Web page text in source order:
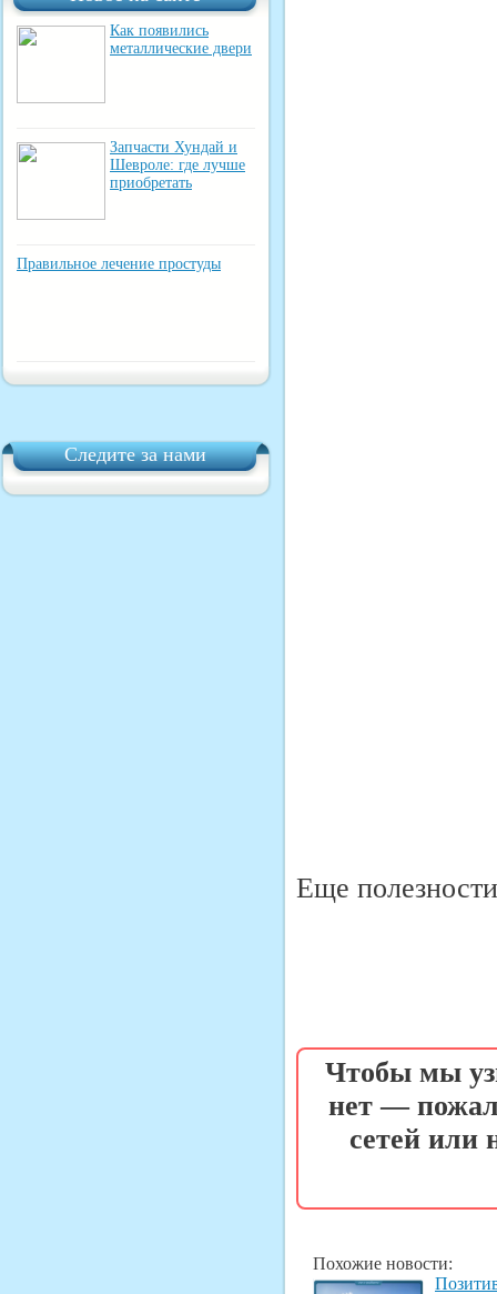
Как появились
металлические двери
Запчасти Хундай и
Шевроле: где лучше
приобретать
Правильное лечение простуды
Следите за нами
Еще
Чтобы мы
нет —
сетей или
Похожие новости: